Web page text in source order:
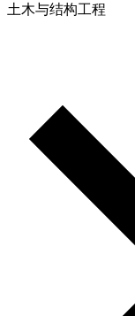
土木与结构工程